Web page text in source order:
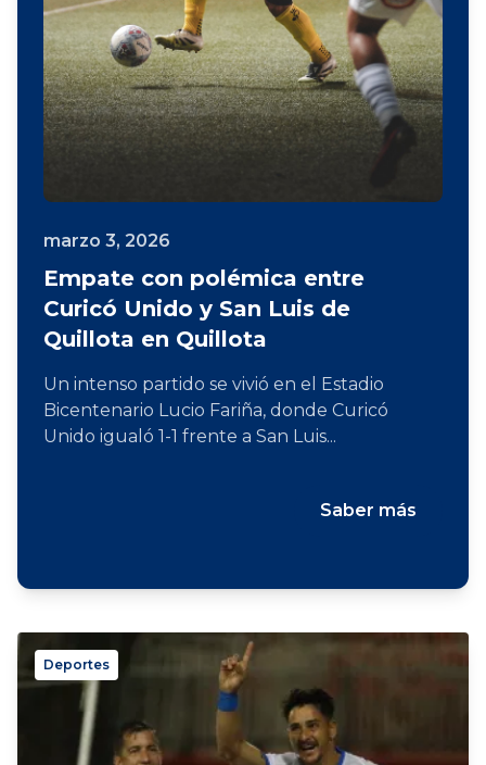
marzo 3, 2026
Empate con polémica entre
Curicó Unido y San Luis de
Quillota en Quillota
Un intenso partido se vivió en el Estadio
Bicentenario Lucio Fariña, donde Curicó
Unido igualó 1-1 frente a San Luis...
Saber más
Deportes